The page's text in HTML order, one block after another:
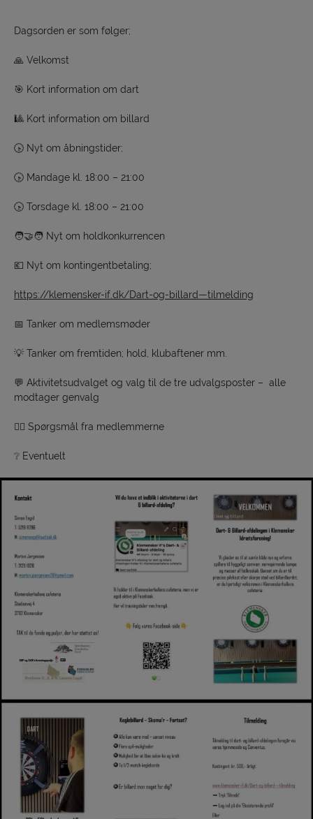
Dagsorden er som følger;
🙏 Velkomst
🎯 Kort information om dart
🎱 Kort information om billard
🕟 Nyt om åbningstider;
🕟 Mandage kl. 18:00 – 21:00
🕟 Torsdage kl. 18:00 – 21:00
🧑‍🤝‍🧑 Nyt om holdkonkurrencen
💶 Nyt om kontingentbetaling;
https://klemensker-if.dk/Dart-og-billard—tilmelding
📅 Tanker om medlemsmøder
💡 Tanker om fremtiden; hold, klubaftener mm.
💬 Aktivitetsudvalget og valg til de tre udvalgsposter – alle
modtager genvalg
🙋‍♀️ Spørgsmål fra medlemmerne
❔ Eventuelt